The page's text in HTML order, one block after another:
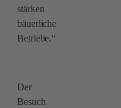
stärken
bäuerliche
Betriebe.“
Der
Besuch